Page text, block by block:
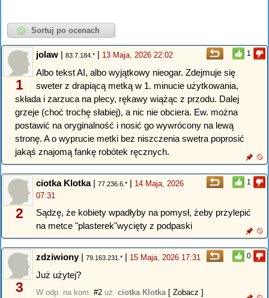
1
1
jolaw | 83.7.184.* | 13 Maja, 2026 22:02
Albo tekst AI, albo wyjątkowy nieogar. Zdejmuje się
sweter z drapiącą metką w 1. minucie użytkowania,
składa i zarzuca na plecy, rękawy wiążąc z przodu. Dalej
grzeje (choć trochę słabiej), a nic nie obciera. Ew. można
postawić na oryginalność i nosić go wywrócony na lewą
stronę. A o wyprucie metki bez niszczenia swetra poprosić
jakąś znajomą fankę robótek ręcznych.
1
2
ciotka Klotka| 77.236.6.* | 14 Maja, 2026
07:31
Sądzę, że kobiety wpadłyby na pomysł, żeby przylepić
na metce "plasterek"wycięty z podpaski
0
3
zdziwiony| 79.163.231.* | 15 Maja, 2026 17:31
Już użytej?
W odp. na kom. #2 uż. ciotka Klotka [ Zobacz ]